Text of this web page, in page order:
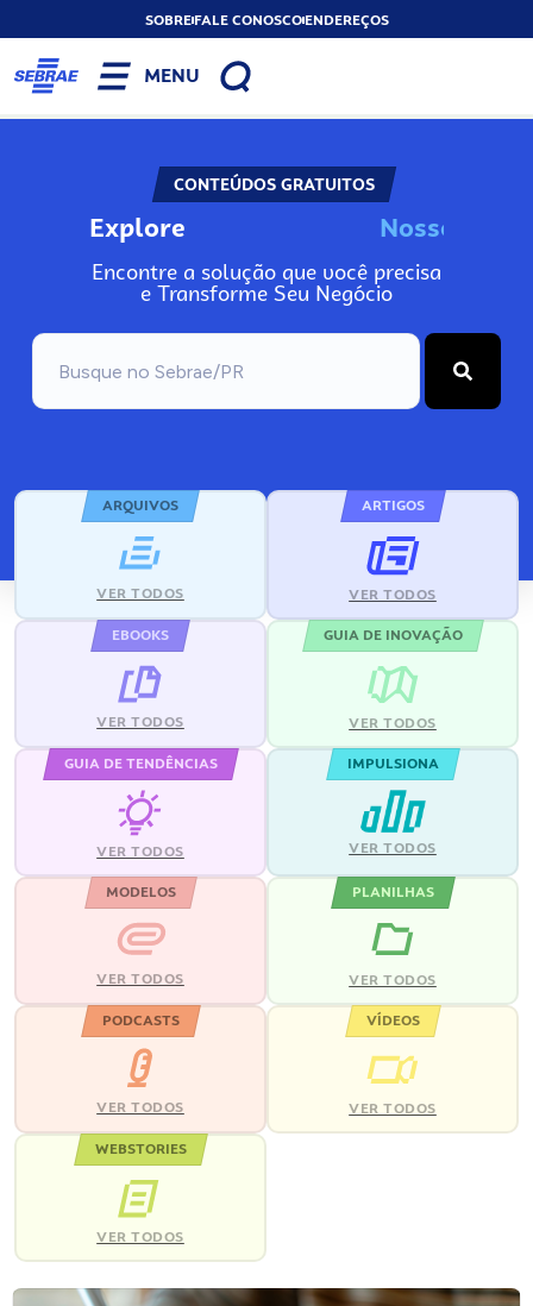
SOBREFALE CONOSCOENDEREÇOS
MENU
CONTEÚDOS GRATUITOS
Explore No
Encontre a solução que você precisa
e Transforme Seu Negócio
ARQUIVOS
VER TODOS
ARTIGOS
VER TODOS
EBOOKS
VER TODOS
GUIA DE INOVAÇÃO
VER TODOS
GUIA DE TENDÊNCIAS
VER TODOS
IMPULSIONA
VER TODOS
MODELOS
VER TODOS
PLANILHAS
VER TODOS
PODCASTS
VER TODOS
VÍDEOS
VER TODOS
WEBSTORIES
VER TODOS